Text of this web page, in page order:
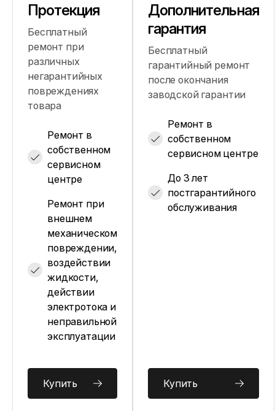
Протекция
Бесплатный
ремонт при
различных
негарантийных
повреждениях
товара
Ремонт в
собственном
сервисном
центре
Ремонт при
внешнем
механическом
повреждении,
воздействии
жидкости,
действии
электротока и
неправильной
эксплуатации
Купить
Дополнительная
гарантия
Бесплатный
гарантийный ремонт
после окончания
заводской гарантии
Ремонт в
собственном
сервисном центре
До 3 лет
постгарантийного
обслуживания
Купить